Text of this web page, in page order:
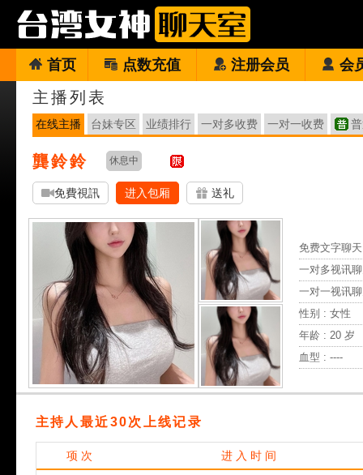
首页 点数充值 注册会员 会
主播列表
在线主播 台妹专区 业绩排行 一对多收费 一对一收费
龔鈴鈴 休息中
免費視訊 进入包厢 送礼
免费文字聊
一对多视讯
一对一视讯
性别 : 女性
年龄 : 20 岁
血型 : ----
主持人最近30次上线记录
项 次 进 入 时 间